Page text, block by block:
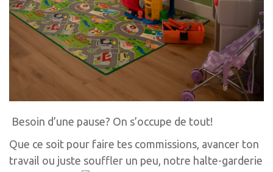
Besoin d’une pause? On s’occupe de tout!
Que ce soit pour faire tes commissions, avancer ton
travail ou juste souffler un peu, notre halte-garderie